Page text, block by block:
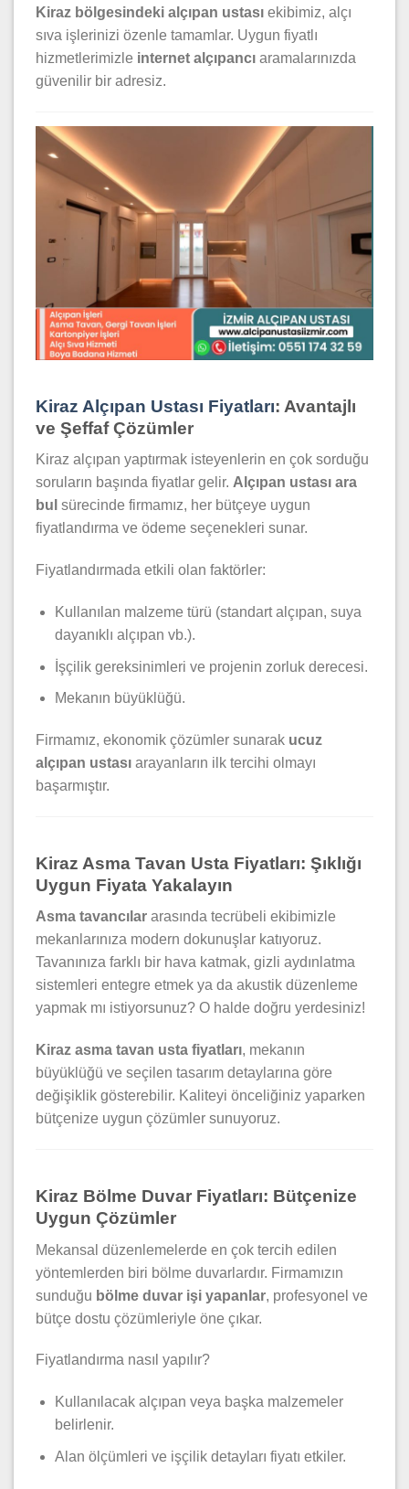
Kiraz bölgesindeki alçıpan ustası ekibimiz, alçı
sıva işlerinizi özenle tamamlar. Uygun fiyatlı
hizmetlerimizle internet alçıpancı aramalarınızda
güvenilir bir adresiz.
Kiraz Alçıpan Ustası Fiyatları: Avantajlı
ve Şeffaf Çözümler
Kiraz alçıpan yaptırmak isteyenlerin en çok sorduğu
soruların başında fiyatlar gelir. Alçıpan ustası ara
bul sürecinde firmamız, her bütçeye uygun
fiyatlandırma ve ödeme seçenekleri sunar.
Fiyatlandırmada etkili olan faktörler:
Kullanılan malzeme türü (standart alçıpan, suya
dayanıklı alçıpan vb.).
İşçilik gereksinimleri ve projenin zorluk derecesi.
Mekanın büyüklüğü.
Firmamız, ekonomik çözümler sunarak ucuz
alçıpan ustası arayanların ilk tercihi olmayı
başarmıştır.
Kiraz Asma Tavan Usta Fiyatları: Şıklığı
Uygun Fiyata Yakalayın
Asma tavancılar arasında tecrübeli ekibimizle
mekanlarınıza modern dokunuşlar katıyoruz.
Tavanınıza farklı bir hava katmak, gizli aydınlatma
sistemleri entegre etmek ya da akustik düzenleme
yapmak mı istiyorsunuz? O halde doğru yerdesiniz!
Kiraz asma tavan usta fiyatları, mekanın
büyüklüğü ve seçilen tasarım detaylarına göre
değişiklik gösterebilir. Kaliteyi önceliğiniz yaparken
bütçenize uygun çözümler sunuyoruz.
Kiraz Bölme Duvar Fiyatları: Bütçenize
Uygun Çözümler
Mekansal düzenlemelerde en çok tercih edilen
yöntemlerden biri bölme duvarlardır. Firmamızın
sunduğu bölme duvar işi yapanlar, profesyonel ve
bütçe dostu çözümleriyle öne çıkar.
Fiyatlandırma nasıl yapılır?
Kullanılacak alçıpan veya başka malzemeler
belirlenir.
Alan ölçümleri ve işçilik detayları fiyatı etkiler.